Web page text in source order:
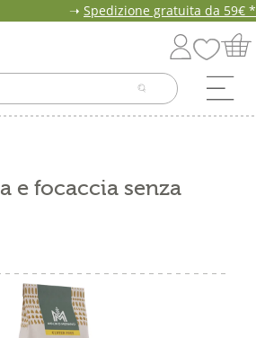
➝ Spedizione gratuita da 59€ *
e focaccia senza